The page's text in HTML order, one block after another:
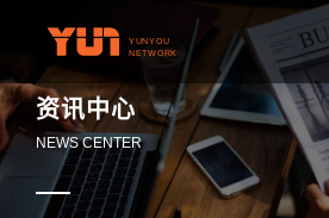
资讯中心
NEWS CENTER